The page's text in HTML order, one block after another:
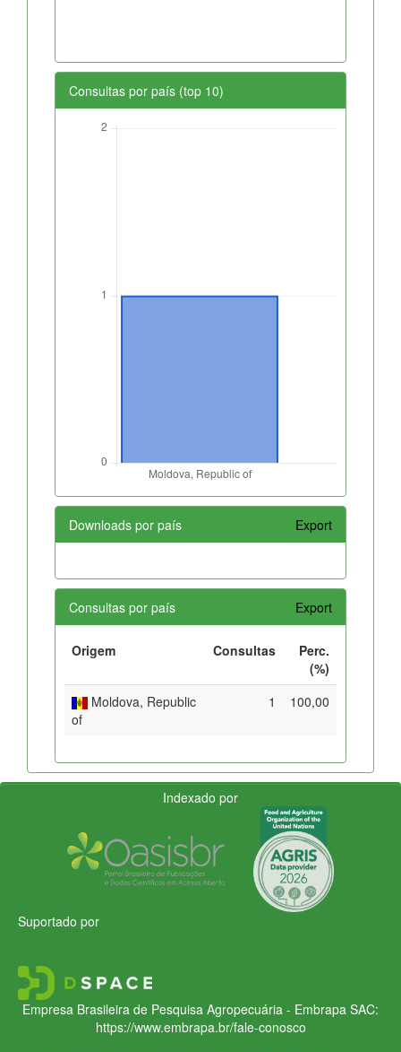
Consultas por país (top 10)
Downloads por país Export
Consultas por país Export
Origem Consultas
Perc.
(%)
Moldova, Republic
of
1 100,00
Indexado por
Suportado por
Empresa Brasileira de Pesquisa Agropecuária - Embrapa SAC:
https://www.embrapa.br/fale-conosco